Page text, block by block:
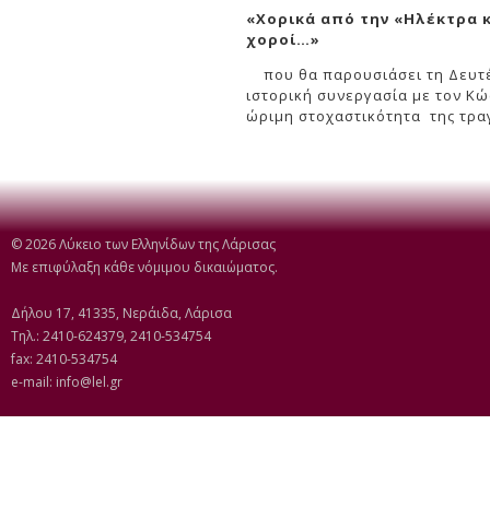
«Χορικά από την «Ηλέκτρα
χοροί…»
που θα παρουσιάσει τη
ιστορική συνεργασία με τον
ώριμη στοχαστικότητα της
© 2026 Λύκειο των Ελληνίδων της Λάρισας
Με επιφύλαξη κάθε νόμιμου δικαιώματος.
Δήλου 17, 41335, Νεράιδα, Λάρισα
Τηλ.: 2410-624379, 2410-534754
fax: 2410-534754
e-mail: info@lel.gr